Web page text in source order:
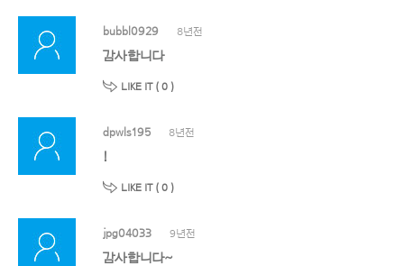
bubbl0929 8년전
감사합니다
LIKE IT ( 0 )
dpwls195 8년전
!
LIKE IT ( 0 )
jpg04033 9년전
감사합니다~